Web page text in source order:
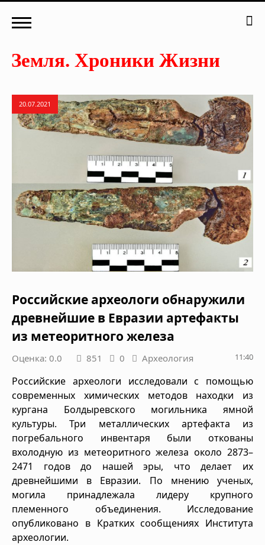
20.07.2021
Российские археологи обнаружили
древнейшие в Евразии артефакты
из метеоритного железа
Оценка: 0.0 851 0 Археология 11:40
Российские археологи исследовали с помощью
современных химических методов находки из
кургана Болдыревского могильника ямной
культуры. Три металлических артефакта из
погребального инвентаря были откованы
вхолодную из метеоритного железа около 2873–
2471 годов до нашей эры, что делает их
древнейшими в Евразии. По мнению ученых,
могила принадлежала лидеру крупного
племенного объединения. Исследование
опубликовано в Кратких сообщениях Института
археологии.